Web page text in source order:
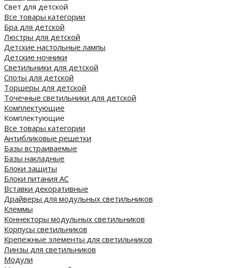
Свет для детской
Все товары категории
Бра для детской
Люстры для детской
Детские настольные лампы
Детские ночники
Светильники для детской
Споты для детской
Торшеры для детской
Точечные светильники для детской
Комплектующие
Комплектующие
Все товары категории
Антибликовые решетки
Базы встраиваемые
Базы накладные
Блоки защиты
Блоки питания AC
Вставки декоративные
Драйверы для модульных светильников
Клеммы
Коннекторы модульных светильников
Корпусы светильников
Крепежные элементы для светильников
Линзы для светильников
Модули